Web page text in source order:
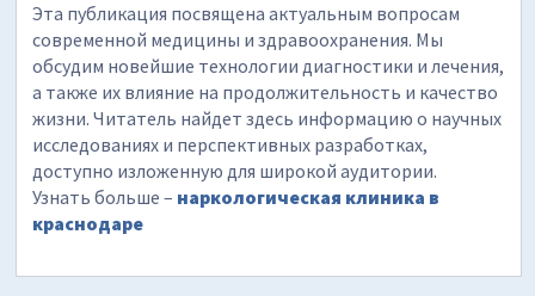
Эта публикация посвящена актуальным вопросам
современной медицины и здравоохранения. Мы
обсудим новейшие технологии диагностики и лечения,
а также их влияние на продолжительность и качество
жизни. Читатель найдет здесь информацию о научных
исследованиях и перспективных разработках,
доступно изложенную для широкой аудитории.
Узнать больше – наркологическая клиника в
краснодаре